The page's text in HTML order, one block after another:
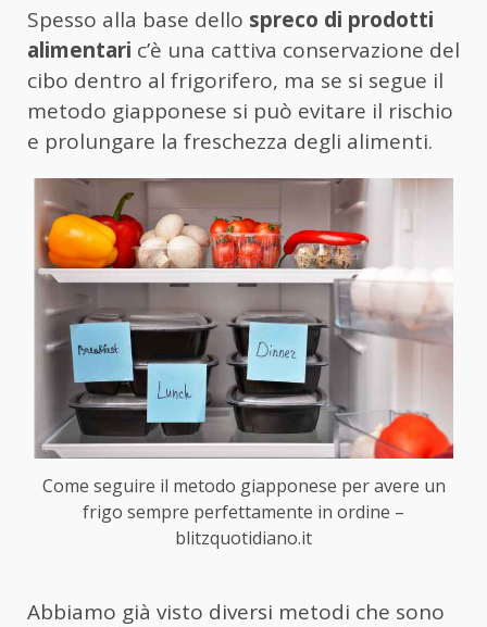
Spesso alla base dello spreco di prodotti
alimentari c’è una cattiva conservazione del
cibo dentro al frigorifero, ma se si segue il
metodo giapponese si può evitare il rischio
e prolungare la freschezza degli alimenti.
Come seguire il metodo giapponese per avere un
frigo sempre perfettamente in ordine –
blitzquotidiano.it
Abbiamo già visto diversi metodi che sono